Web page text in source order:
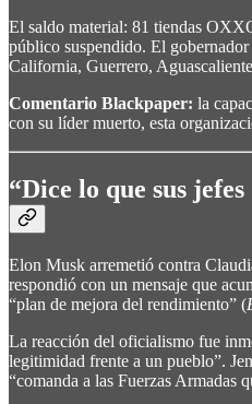
El saldo material: 81 tiendas
público suspendido. El
California, Guerrero,
Comentario Blackpaper: la
con su líder muerto, esta
“Dice lo que sus
Elon Musk arremetió contra
respondió con un mensaje que
“plan de mejora del rendimiento” (
La reacción del oficialismo fue
legitimidad frente a un pueblo”.
“comanda a las Fuerzas Armadas